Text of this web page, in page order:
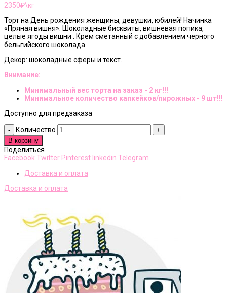
2350₽\кг
Торт на День рождения женщины, девушки, юбилей! Начинка
«Пряная вишня». Шоколадные бисквиты, вишневая попика,
целые ягоды вишни . Крем сметанный с добавлением черного
бельгийского шоколада.
Декор: шоколадные сферы и текст.
Внимание:
Минимальный вес торта на заказ - 2 кг!!!
Минимальное количество капкейков/пирожных - 9 шт!!!
Доступно для предзаказа
Количество
В корзину
Поделиться
Facebook Twitter Pinterest linkedin Telegram
Доставка и оплата
Доставка и оплата